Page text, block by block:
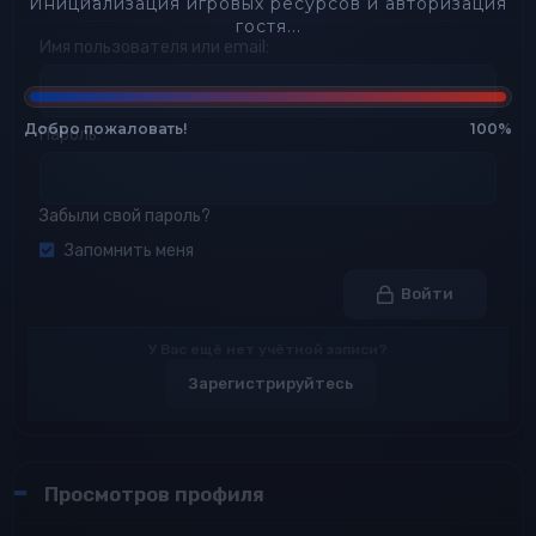
Имя пользователя или email
Пароль
Забыли свой пароль?
Запомнить меня
Войти
Зарегистрируйтесь
Просмотров профиля
гостя...
Добро пожаловать! 100%